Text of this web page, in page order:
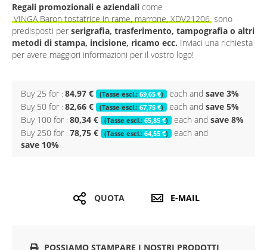
Regali promozionali e aziendali come
VINGA Baron tostatrice in rame, marrone, XDV21206 sono
predisposti per serigrafia, trasferimento, tampografia o altri
metodi di stampa, incisione, ricamo ecc. Inviaci una richiesta
per avere maggiori informazioni per il vostro logo!
Buy 25 for 84,97 € 69,65 € each and save 3%
Buy 50 for 82,66 € 67,75 € each and save 5%
Buy 100 for 80,34 € 65,85 € each and save 8%
Buy 250 for 78,75 € 64,55 €
each and
save 10%
QUOTA E-MAIL
POSSIAMO STAMPARE I NOSTRI PRODOTTI